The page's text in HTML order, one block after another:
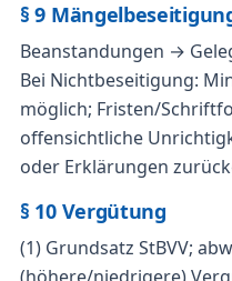
§ 9
Beanstandungen →
Bei Nichtbeseitigung:
möglich; Fristen/
offensichtliche
oder Erklärungen
§ 10 Vergütung
(1) Grundsatz StBVV;